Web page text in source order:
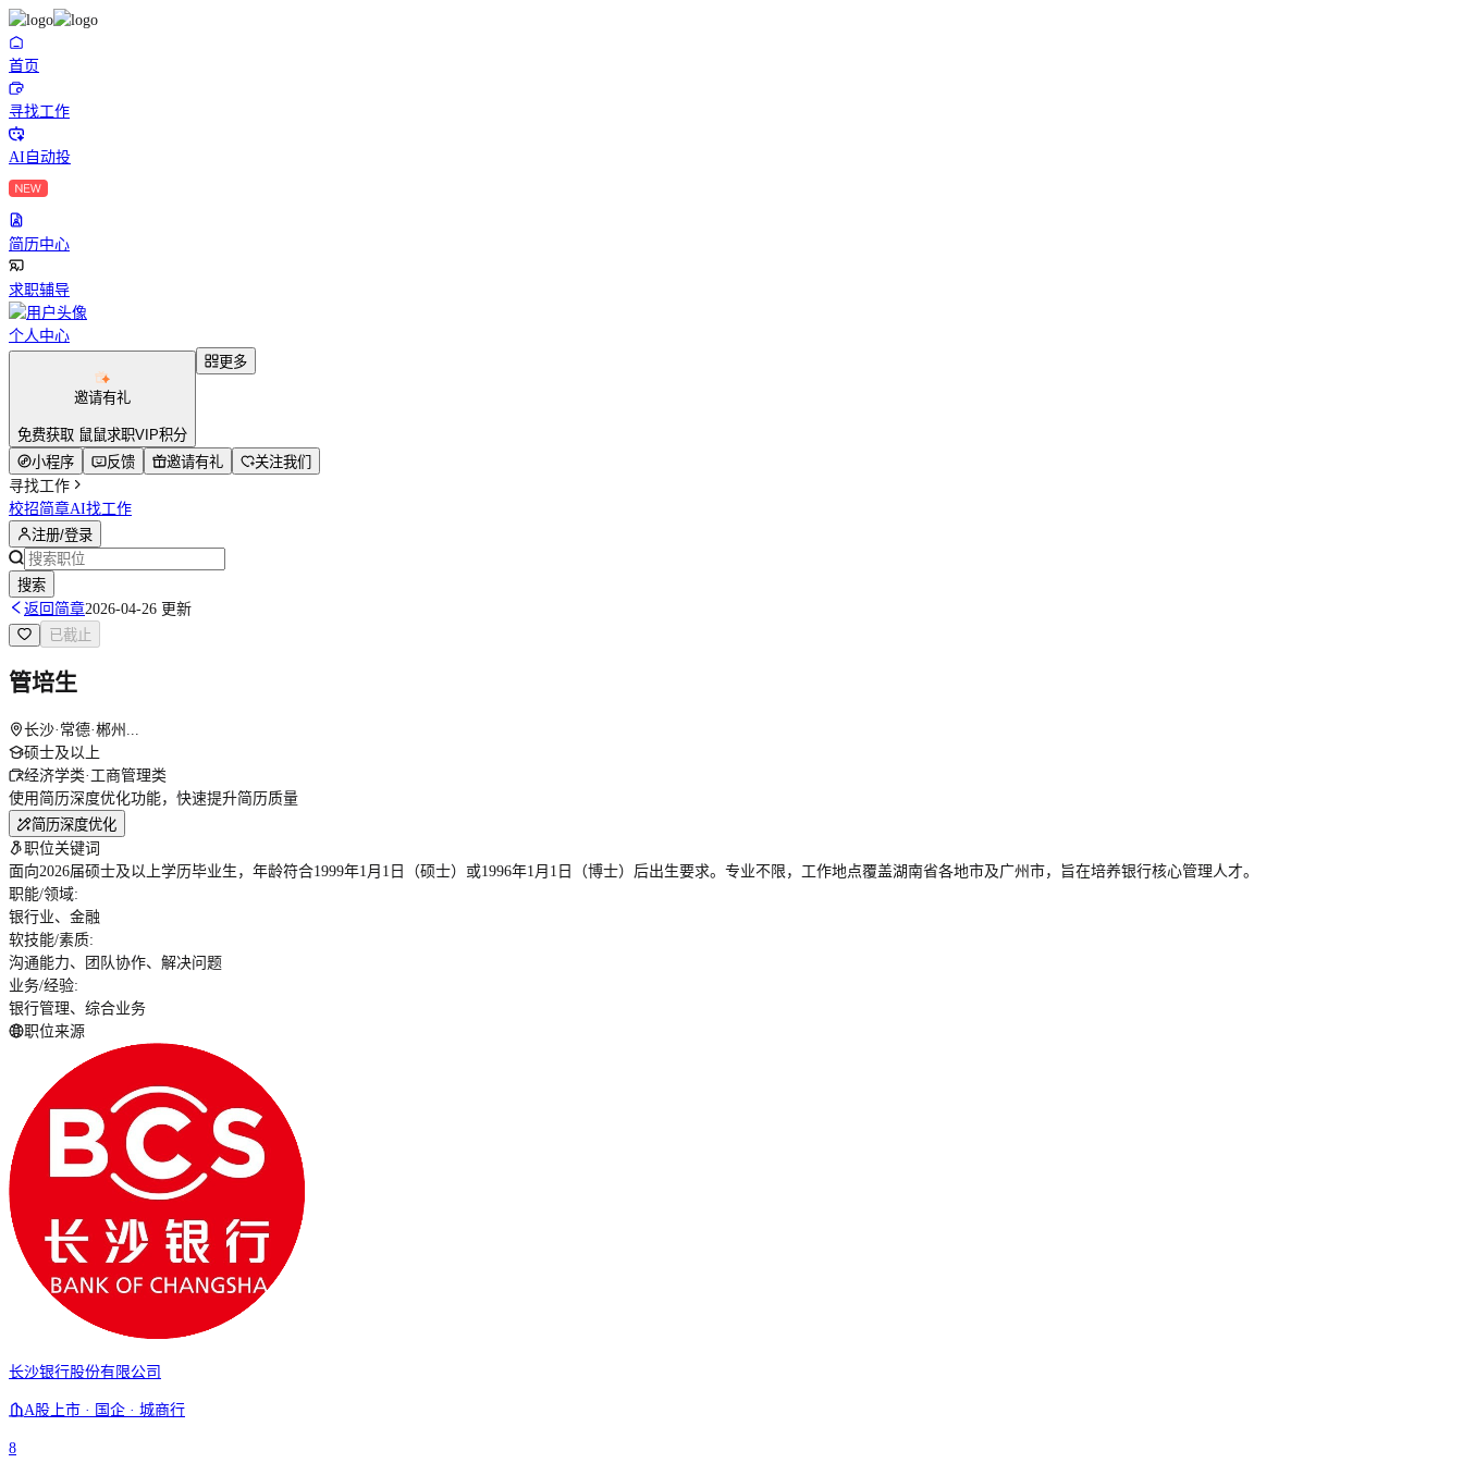
首页
寻找工作
AI自动投
简历中心
求职辅导
个人中心
邀请有礼
免费获取 鼠鼠求职VIP积分
更多
小程序 反馈 邀请有礼
关注我们
寻找工作
校招简章AI找工作
注册/登录
搜索
返回简章2026-04-26 更新
已截止
管培生
长沙·常德·郴州...
硕士及以上
经济学类·工商管理类
使用简历深度优化功能，快速提升简历质量
简历深度优化
职位关键词
面向2026届硕士及以上学历毕业生，年龄符合1999年1月1日（硕士）或1996年1月1日（博士）后出生要求。专业不限，工作地点覆盖湖南省各地市及广州市，旨在培养银行核心管理人才。
职能/领域:
银行业、金融
软技能/素质:
沟通能力、团队协作、解决问题
业务/经验:
银行管理、综合业务
职位来源
长沙银行股份有限公司
A股上市 · 国企 · 城商行
8